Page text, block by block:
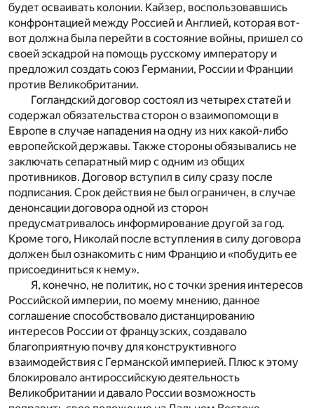
будет осваивать колонии. Кайзер, воспользовавшись
конфронтацией между Россией и Англией, которая вот-
вот должна была перейти в состояние войны, пришел со
своей эскадрой на помощь русскому императору и
предложил создать союз Германии, России и Франции
против Великобритании.
Гогландский договор состоял из четырех статей и
содержал обязательства сторон о взаимопомощи в
Европе в случае нападения на одну из них какой-либо
европейской державы. Также стороны обязывались не
заключать сепаратный мир с одним из общих
противников. Договор вступил в силу сразу после
подписания. Срок действия не был ограничен, в случае
денонсации договора одной из сторон
предусматривалось информирование другой за год.
Кроме того, Николай после вступления в силу договора
должен был ознакомить с ним Францию и «побудить ее
присоединиться к нему».
Я, конечно, не политик, но с точки зрения интересов
Российской империи, по моему мнению, данное
соглашение способствовало дистанцированию
интересов России от французских, создавало
благоприятную почву для конструктивного
взаимодействия с Германской империей. Плюс к этому
блокировало антироссийскую деятельность
Великобритании и давало России возможность